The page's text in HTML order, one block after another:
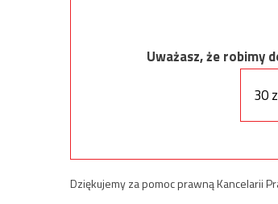
Uważasz, że robimy
30
Dziękujemy za pomoc prawną Kancelarii